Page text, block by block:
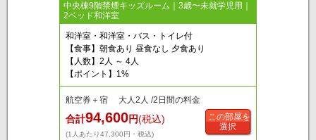
中央棟9階禁煙キッズルーム｜3歳〜未就学児用｜
2ベッド和洋室
和洋室・和洋室・バス・トイレ付
【食事】朝食あり 昼食なし 夕食あり
【人数】2人 ～ 4人
【ポイント】1%
航空券＋宿 大人2人 /2日間の料金
合計94,600円(税込)
(1人あたり47,300円・税込)
この部屋を
選択